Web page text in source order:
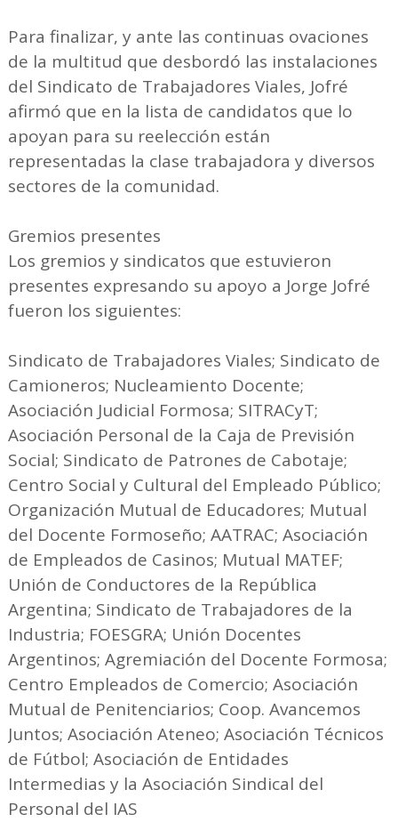
Para finalizar, y ante las continuas ovaciones
de la multitud que desbordó las instalaciones
del Sindicato de Trabajadores Viales, Jofré
afirmó que en la lista de candidatos que lo
apoyan para su reelección están
representadas la clase trabajadora y diversos
sectores de la comunidad.
Gremios presentes
Los gremios y sindicatos que estuvieron
presentes expresando su apoyo a Jorge Jofré
fueron los siguientes:
Sindicato de Trabajadores Viales; Sindicato de
Camioneros; Nucleamiento Docente;
Asociación Judicial Formosa; SITRACyT;
Asociación Personal de la Caja de Previsión
Social; Sindicato de Patrones de Cabotaje;
Centro Social y Cultural del Empleado Público;
Organización Mutual de Educadores; Mutual
del Docente Formoseño; AATRAC; Asociación
de Empleados de Casinos; Mutual MATEF;
Unión de Conductores de la República
Argentina; Sindicato de Trabajadores de la
Industria; FOESGRA; Unión Docentes
Argentinos; Agremiación del Docente Formosa;
Centro Empleados de Comercio; Asociación
Mutual de Penitenciarios; Coop. Avancemos
Juntos; Asociación Ateneo; Asociación Técnicos
de Fútbol; Asociación de Entidades
Intermedias y la Asociación Sindical del
Personal del IAS